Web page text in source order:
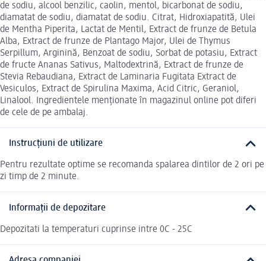
de sodiu, alcool benzilic, caolin, mentol, bicarbonat de sodiu,
diamatat de sodiu, diamatat de sodiu. Citrat, Hidroxiapatită, Ulei
de Mentha Piperita, Lactat de Mentil, Extract de frunze de Betula
Alba, Extract de frunze de Plantago Major, Ulei de Thymus
Serpillum, Arginină, Benzoat de sodiu, Sorbat de potasiu, Extract
de fructe Ananas Sativus, Maltodextrină, Extract de frunze de
Stevia Rebaudiana, Extract de Laminaria Fugitata Extract de
Vesiculos, Extract de Spirulina Maxima, Acid Citric, Geraniol,
Linalool. Ingredientele menționate în magazinul online pot diferi
de cele de pe ambalaj.
Instrucțiuni de utilizare
Pentru rezultate optime se recomanda spalarea dintilor de 2 ori pe
zi timp de 2 minute.
Informații de depozitare
Depozitati la temperaturi cuprinse intre 0C - 25C